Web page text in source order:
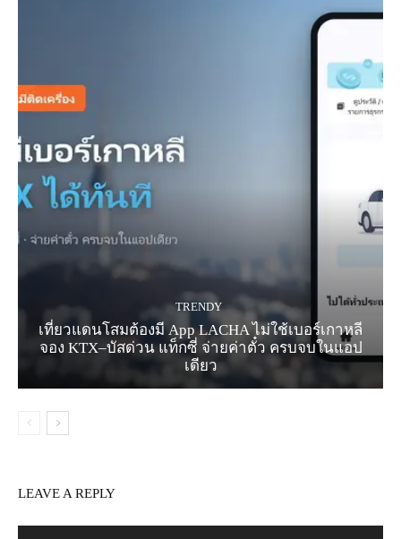
TRENDY
เที่ยวแดนโสมต้องมี App LACHA ไม่ใช้เบอร์เกาหลี
จอง KTX–บัสด่วน แท็กซี่ จ่ายค่าตั๋ว ครบจบในแอป
เดียว
LEAVE A REPLY